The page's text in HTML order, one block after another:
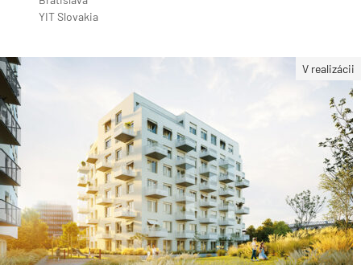
YIT Slovakia
V realizácii